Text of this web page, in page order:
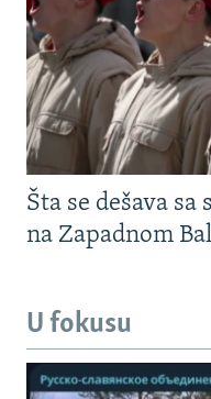
Šta se dešava
na Zapadnom
U fokusu